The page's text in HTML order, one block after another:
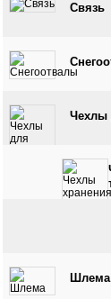
Связь
Чехлы
Шлема